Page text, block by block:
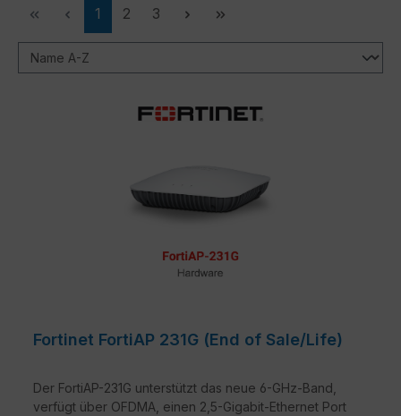
Seite
1 Seite
2 Seite
3
Fortinet FortiAP 231G (End of Sale/Life)
Der FortiAP-231G unterstützt das neue 6-GHz-Band,
verfügt über OFDMA, einen 2,5-Gigabit-Ethernet Port